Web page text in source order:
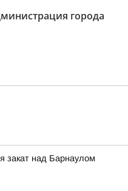
города
закат над Барнаулом